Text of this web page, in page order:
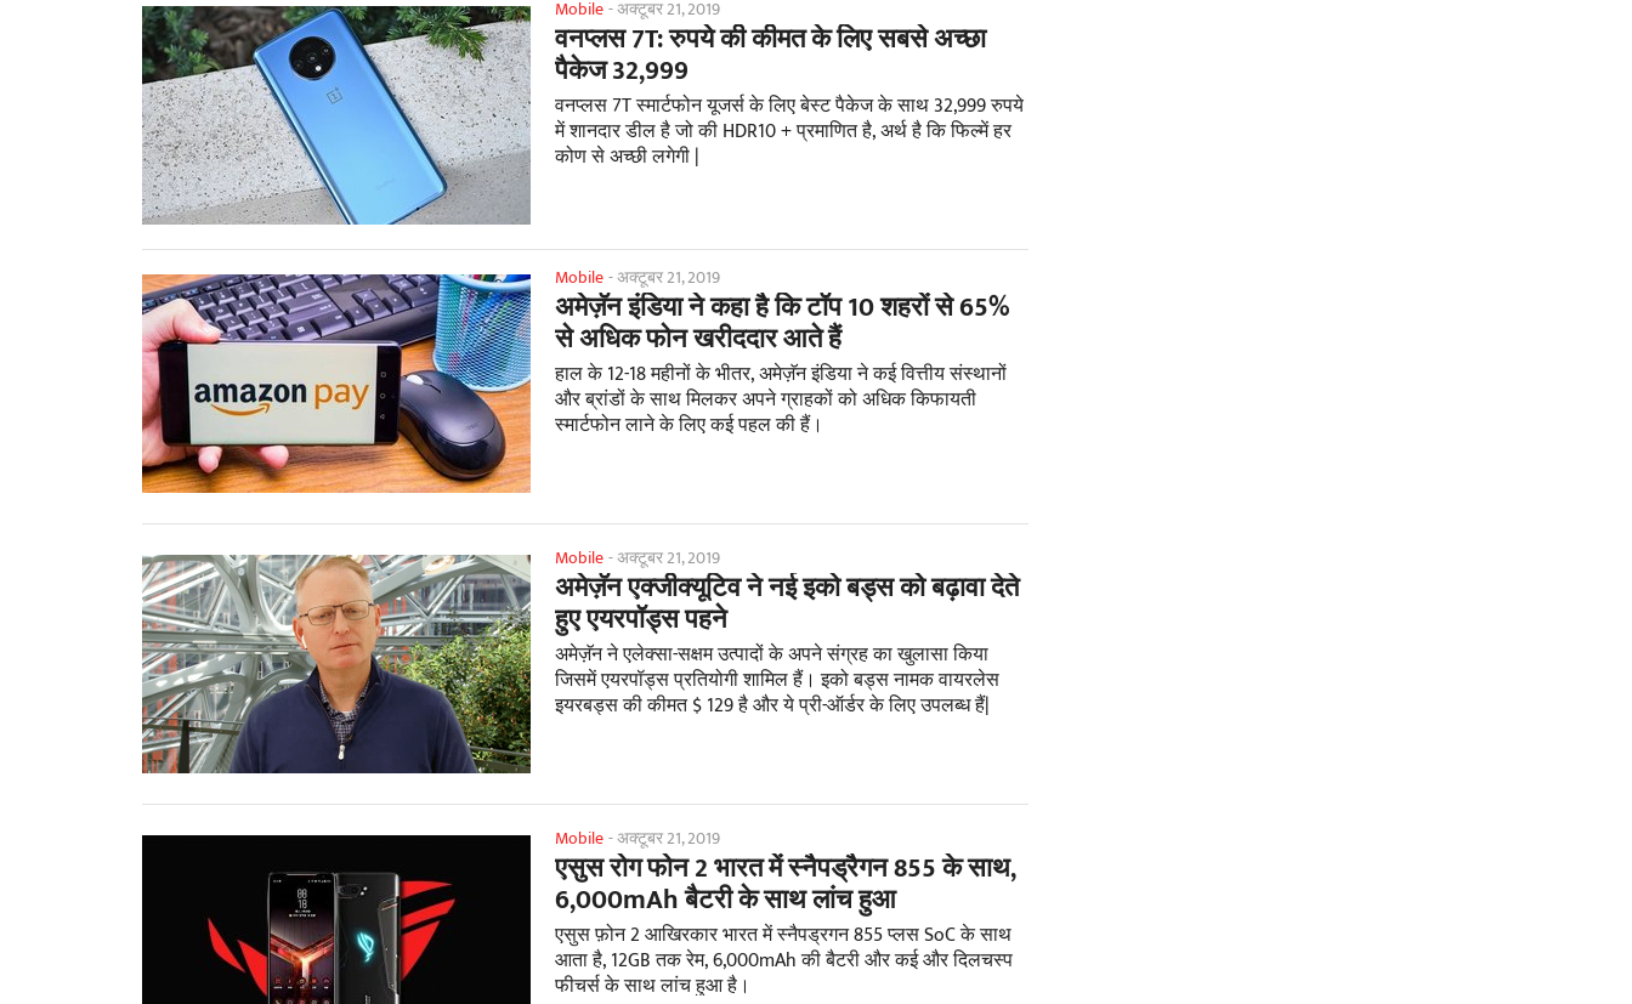
Mobile-अक्टूबर 21, 2019
वनप्लस 7T: रुपये की कीमत के लिए सबसे अच्छा
पैकेज 32,999
वनप्लस 7T स्मार्टफोन यूजर्स के लिए बेस्ट पैकेज के साथ 32,999 रुपये
में शानदार डील है जो की HDR10 + प्रमाणित है, अर्थ है कि फिल्में हर
कोण से अच्छी लगेगी |
Mobile-अक्टूबर 21, 2019
अमेज़ॅन इंडिया ने कहा है कि टॉप 10 शहरों से 65%
से अधिक फोन खरीददार आते हैं
हाल के 12-18 महीनों के भीतर, अमेज़ॅन इंडिया ने कई वित्तीय संस्थानों
और ब्रांडों के साथ मिलकर अपने ग्राहकों को अधिक किफायती
स्मार्टफोन लाने के लिए कई पहल की हैं।
Mobile-अक्टूबर 21, 2019
अमेज़ॅन एक्जीक्यूटिव ने नई इको बड्स को बढ़ावा देते
हुए एयरपॉड्स पहने
अमेज़ॅन ने एलेक्सा-सक्षम उत्पादों के अपने संग्रह का खुलासा किया
जिसमें एयरपॉड्स प्रतियोगी शामिल हैं। इको बड्स नामक वायरलेस
इयरबड्स की कीमत $ 129 है और ये प्री-ऑर्डर के लिए उपलब्ध हैं|
Mobile-अक्टूबर 21, 2019
एसुस रोग फोन 2 भारत में स्नैपड्रैगन 855 के साथ,
6,000mAh बैटरी के साथ लांच हुआ
एसुस फ़ोन 2 आखिरकार भारत में स्नैपड्रगन 855 प्लस SoC के साथ
आता है, 12GB तक रेम, 6,000mAh की बैटरी और कई और दिलचस्प
फीचर्स के साथ लांच हुआ है।